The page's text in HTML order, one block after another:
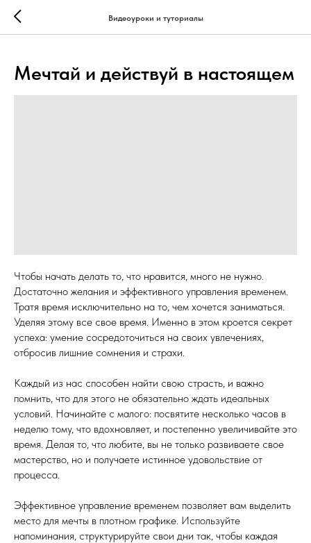
Видеоуроки и туториалы
Мечтай и действуй в настоящем
Чтобы начать делать то, что нравится, много не нужно.
Достаточно желания и эффективного управления временем.
Тратя время исключительно на то, чем хочется заниматься.
Уделяя этому все свое время. Именно в этом кроется секрет
успеха: умение сосредоточиться на своих увлечениях,
отбросив лишние сомнения и страхи.
Каждый из нас способен найти свою страсть, и важно
помнить, что для этого не обязательно ждать идеальных
условий. Начинайте с малого: посвятите несколько часов в
неделю тому, что вдохновляет, и постепенно увеличивайте это
время. Делая то, что любите, вы не только развиваете свое
мастерство, но и получаете истинное удовольствие от
процесса.
Эффективное управление временем позволяет вам выделить
место для мечты в плотном графике. Используйте
напоминания, структурируйте свои дни так, чтобы каждая